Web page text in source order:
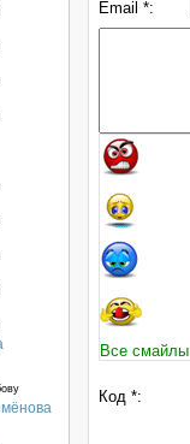
Email *:
Все смайлы
Код *: